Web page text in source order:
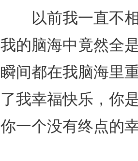
以前我一直不相
我的脑海中竟然全
瞬间都在我脑海里
了我幸福快乐，你
你一个没有终点的